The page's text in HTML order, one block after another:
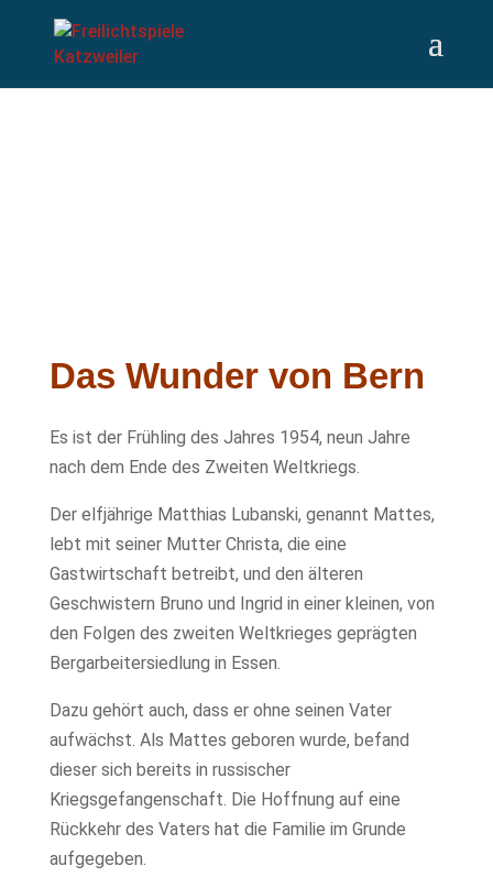
Das Wunder von Bern
Es ist der Frühling des Jahres 1954, neun Jahre
nach dem Ende des Zweiten Weltkriegs.
Der elfjährige Matthias Lubanski, genannt Mattes,
lebt mit seiner Mutter Christa, die eine
Gastwirtschaft betreibt, und den älteren
Geschwistern Bruno und Ingrid in einer kleinen, von
den Folgen des zweiten Weltkrieges geprägten
Bergarbeitersiedlung in Essen.
Dazu gehört auch, dass er ohne seinen Vater
aufwächst. Als Mattes geboren wurde, befand
dieser sich bereits in russischer
Kriegsgefangenschaft. Die Hoffnung auf eine
Rückkehr des Vaters hat die Familie im Grunde
aufgegeben.